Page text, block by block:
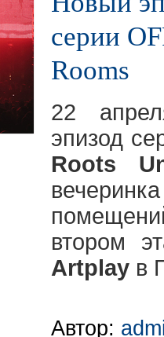
серии
Rooms
22
эпизод
Roots
втором
Artplay в
Автор: